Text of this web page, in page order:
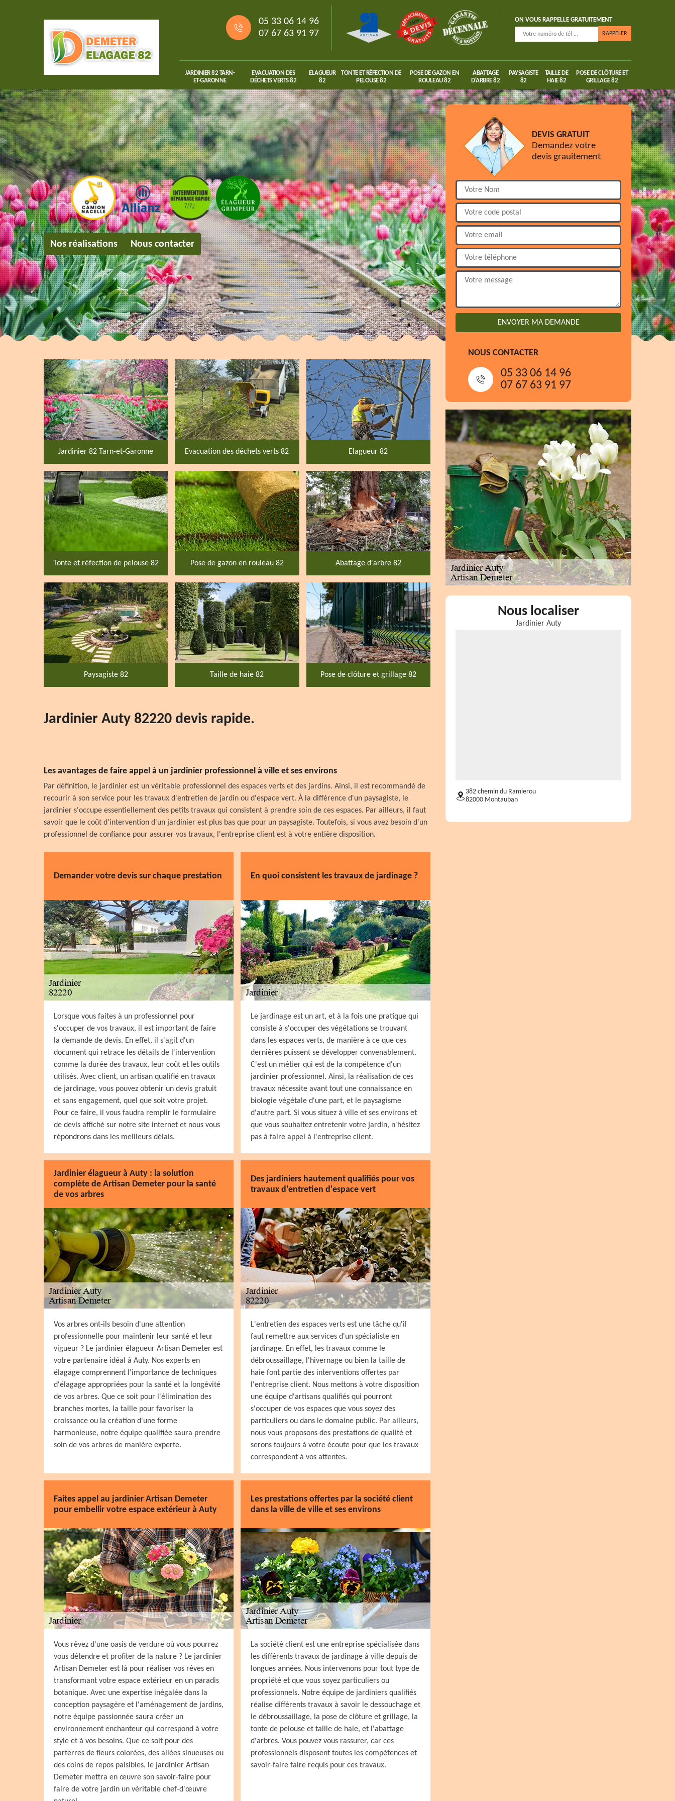
05 33 06 14 96
07 67 63 91 97
ON VOUS RAPPELLE GRATUITEMENT
JARDINIER 82 TARN-
ET-GARONNE
EVACUATION DES
DÉCHETS VERTS 82
ELAGUEUR
82
TONTE ET RÉFECTION DE
PELOUSE 82
POSE DE GAZON EN
ROULEAU 82
ABATTAGE
D'ARBRE 82
PAYSAGISTE
82
TAILLE DE
HAIE 82
POSE DE CLÔTURE ET
GRILLAGE 82
Nos réalisations Nous contacter
Jardinier 82 Tarn-et-Garonne Evacuation des déchets verts 82 Elagueur 82
Tonte et réfection de pelouse 82 Pose de gazon en rouleau 82 Abattage d'arbre 82
Paysagiste 82 Taille de haie 82 Pose de clôture et grillage 82
Jardinier Auty 82220 devis rapide.
Les avantages de faire appel à un jardinier professionnel à ville et ses environs
Par définition, le jardinier est un véritable professionnel des espaces verts et des jardins. Ainsi, il est recommandé de
recourir à son service pour les travaux d'entretien de jardin ou d'espace vert. À la différence d'un paysagiste, le
jardinier s'occupe essentiellement des petits travaux qui consistent à prendre soin de ces espaces. Par ailleurs, il faut
savoir que le coût d'intervention d'un jardinier est plus bas que pour un paysagiste. Toutefois, si vous avez besoin d'un
professionnel de confiance pour assurer vos travaux, l'entreprise client est à votre entière disposition.
Demander votre devis sur chaque prestation
Lorsque vous faites à un professionnel pour
s'occuper de vos travaux, il est important de faire
la demande de devis. En effet, il s'agit d'un
document qui retrace les détails de l'intervention
comme la durée des travaux, leur coût et les outils
utilisés. Avec client, un artisan qualifié en travaux
de jardinage, vous pouvez obtenir un devis gratuit
et sans engagement, quel que soit votre projet.
Pour ce faire, il vous faudra remplir le formulaire
de devis affiché sur notre site internet et nous vous
répondrons dans les meilleurs délais.
En quoi consistent les travaux de jardinage ?
Le jardinage est un art, et à la fois une pratique qui
consiste à s'occuper des végétations se trouvant
dans les espaces verts, de manière à ce que ces
dernières puissent se développer convenablement.
C'est un métier qui est de la compétence d'un
jardinier professionnel. Ainsi, la réalisation de ces
travaux nécessite avant tout une connaissance en
biologie végétale d'une part, et le paysagisme
d'autre part. Si vous situez à ville et ses environs et
que vous souhaitez entretenir votre jardin, n'hésitez
pas à faire appel à l'entreprise client.
Jardinier élagueur à Auty : la solution
complète de Artisan Demeter pour la santé
de vos arbres
Vos arbres ont-ils besoin d'une attention
professionnelle pour maintenir leur santé et leur
vigueur ? Le jardinier élagueur Artisan Demeter est
votre partenaire idéal à Auty. Nos experts en
élagage comprennent l'importance de techniques
d'élagage appropriées pour la santé et la longévité
de vos arbres. Que ce soit pour l'élimination des
branches mortes, la taille pour favoriser la
croissance ou la création d'une forme
harmonieuse, notre équipe qualifiée saura prendre
soin de vos arbres de manière experte.
Des jardiniers hautement qualifiés pour vos
travaux d'entretien d'espace vert
L'entretien des espaces verts est une tâche qu'il
faut remettre aux services d'un spécialiste en
jardinage. En effet, les travaux comme le
débroussaillage, l'hivernage ou bien la taille de
haie font partie des interventions offertes par
l'entreprise client. Nous mettons à votre disposition
une équipe d'artisans qualifiés qui pourront
s'occuper de vos espaces que vous soyez des
particuliers ou dans le domaine public. Par ailleurs,
nous vous proposons des prestations de qualité et
serons toujours à votre écoute pour que les travaux
correspondent à vos attentes.
Faites appel au jardinier Artisan Demeter
pour embellir votre espace extérieur à Auty
Vous rêvez d'une oasis de verdure où vous pourrez
vous détendre et profiter de la nature ? Le jardinier
Artisan Demeter est là pour réaliser vos rêves en
transformant votre espace extérieur en un paradis
botanique. Avec une expertise inégalée dans la
conception paysagère et l'aménagement de jardins,
notre équipe passionnée saura créer un
environnement enchanteur qui correspond à votre
style et à vos besoins. Que ce soit pour des
parterres de fleurs colorées, des allées sinueuses ou
des coins de repos paisibles, le jardinier Artisan
Demeter mettra en œuvre son savoir-faire pour
faire de votre jardin un véritable chef-d'œuvre
Les prestations offertes par la société client
dans la ville de ville et ses environs
La société client est une entreprise spécialisée dans
les différents travaux de jardinage à ville depuis de
longues années. Nous intervenons pour tout type de
propriété et que vous soyez particuliers ou
professionnels. Notre équipe de jardiniers qualifiés
réalise différents travaux à savoir le dessouchage et
le débroussaillage, la pose de clôture et grillage, la
tonte de pelouse et taille de haie, et l'abattage
d'arbres. Vous pouvez vous rassurer, car ces
professionnels disposent toutes les compétences et
savoir-faire faire requis pour ces travaux.
DEVIS GRATUIT
Demandez votre
devis grauitement
NOUS CONTACTER
05 33 06 14 96
07 67 63 91 97
Nous localiser
Jardinier Auty
382 chemin du Ramierou
82000 Montauban